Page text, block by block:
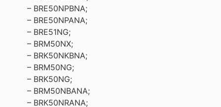
– BRE50NPBNA;
– BRE50NPANA;
– BRE51NG;
– BRM50NX;
– BRK50NKBNA;
– BRM50NG;
– BRK50NG;
– BRM50NBANA;
– BRK50NRANA;